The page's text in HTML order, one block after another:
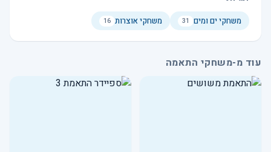
משחקי ים ומים 31 משחקי אוצרות 16
עוד מ-משחקי התאמה